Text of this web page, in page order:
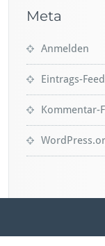
Meta
Anmelden
Eintrags-Feed
Kommentar-